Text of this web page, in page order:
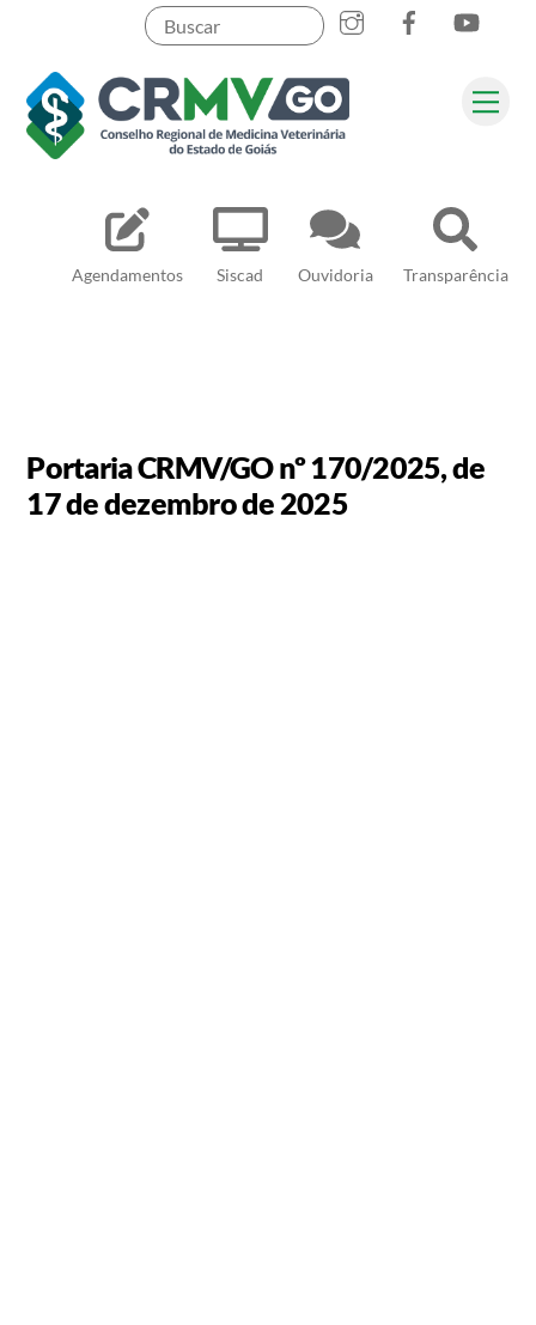
content
Agendamentos Siscad Ouvidoria Transparência
Pesquisar
Portaria CRMV/GO nº 170/2025, de
17 de dezembro de 2025